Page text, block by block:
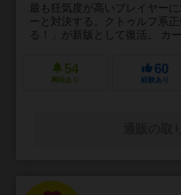
最も狂気度が高いプレイヤー
ーと対決する。クトゥルフ系
る！」が新版として復活。 カ
54
興味あり
60
経験あり